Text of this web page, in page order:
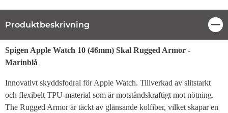
Produktbeskrivning
Produktbeskrivning
Spigen Apple Watch 10 (46mm) Skal Rugged Armor -
Marinblå
Innovativt skyddsfodral för Apple Watch. Tillverkad av slitstarkt
och flexibelt TPU-material som är motståndskraftigt mot nötning.
The Rugged Armor är täckt av glänsande kolfiber, vilket skapar en